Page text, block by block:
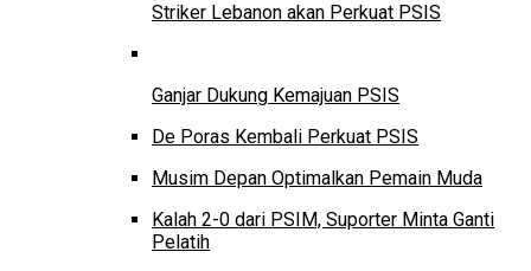
Striker Lebanon akan Perkuat PSIS
Ganjar Dukung Kemajuan PSIS
De Poras Kembali Perkuat PSIS
Musim Depan Optimalkan Pemain Muda
Kalah 2-0 dari PSIM, Suporter Minta Ganti
Pelatih